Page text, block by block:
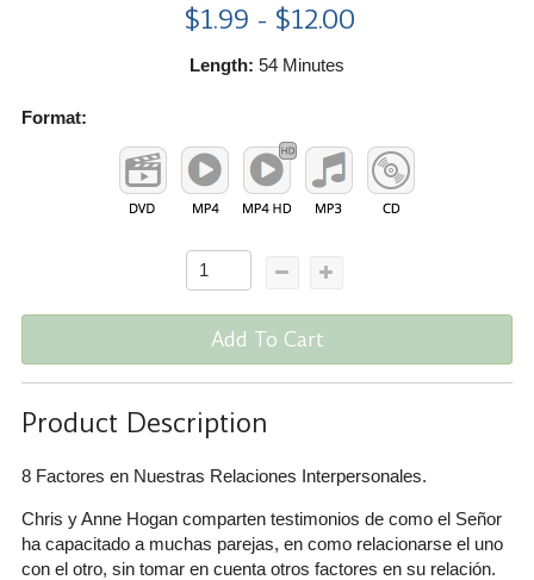
$1.99 - $12.00
Length: 54 Minutes
Format:
Add To Cart
Product Description
8 Factores en Nuestras Relaciones Interpersonales.
Chris y Anne Hogan comparten testimonios de como el Señor
ha capacitado a muchas parejas, en como relacionarse el uno
con el otro, sin tomar en cuenta otros factores en su relación.